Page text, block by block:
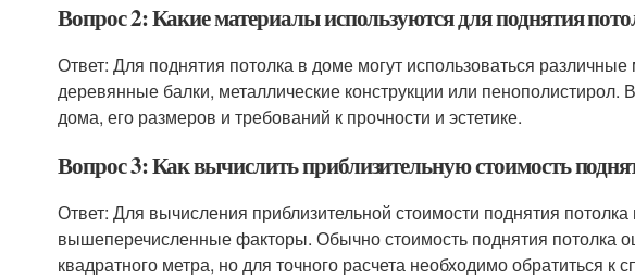
Вопрос 2: Какие материалы используются для поднятия
Ответ: Для поднятия потолка в доме могут использоваться
деревянные балки, металлические конструкции или пенополистирол.
дома, его размеров и требований к прочности и эстетике.
Вопрос 3: Как вычислить приблизительную стоимость
Ответ: Для вычисления приблизительной стоимости поднятия
вышеперечисленные факторы. Обычно стоимость поднятия потолка
квадратного метра, но для точного расчета необходимо обратиться к